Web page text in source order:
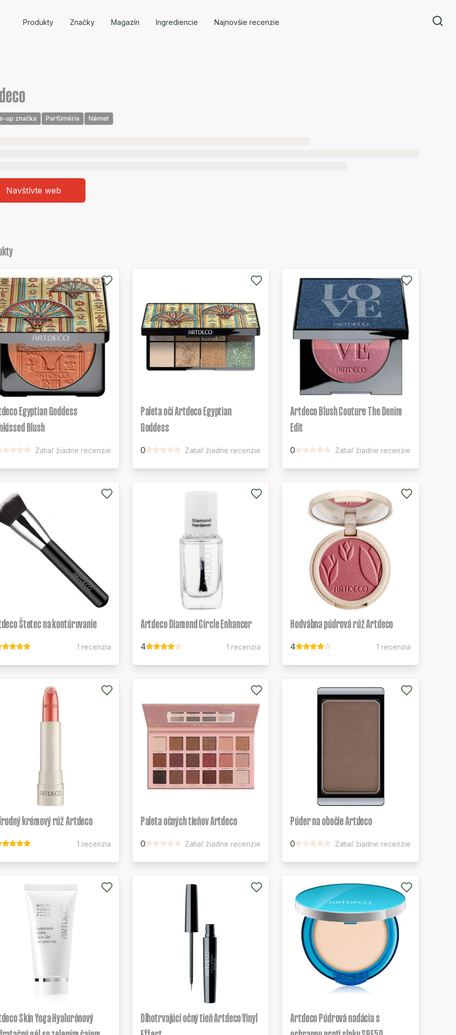
Produkty Značky Magazín Ingrediencie Najnovšie recenzie
up značka Parfüméria Német
Navštívte web
Egyptian Goddess
Blush
Zatiaľ žiadne recenzie
Paleta očí Artdeco Egyptian
Goddess
0 Zatiaľ žiadne recenzie
Artdeco Blush Couture The Denim
Edit
0 Zatiaľ žiadne recenzie
Štetec na kontúrovanie
1 recenzia
Artdeco Diamond Circle Enhancer
4 1 recenzia
Hodvábna púdrová rúž Artdeco
4 1 recenzia
krémový rúž Artdeco
1 recenzia
Paleta očných tieňov Artdeco
0 Zatiaľ žiadne recenzie
Púder na obočie Artdeco
0 Zatiaľ žiadne recenzie
Skin Yoga Hyalurónový
Dlhotrvajúci očný tieň Artdeco Vinyl
Artdeco Púdrová nadácia s